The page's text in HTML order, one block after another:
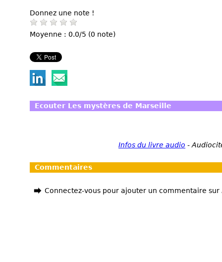
Donnez une note !
Moyenne : 0.0/5 (0 note)
Ecouter Les mystères de Marseille
Infos du livre audio -
Commentaires
Connectez-vous pour ajouter un commentaire sur